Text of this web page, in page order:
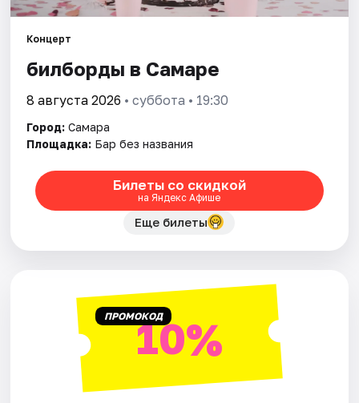
События
Города
Площадки
Артисты
Рейтинги
Концерт
билборды в Самаре
8 августа 2026 • суббота • 19:30
Город: Самара
Площадка: Бар без названия
Билеты со скидкой
на Яндекс Афише
Еще билеты
ПРОМОКОД10%